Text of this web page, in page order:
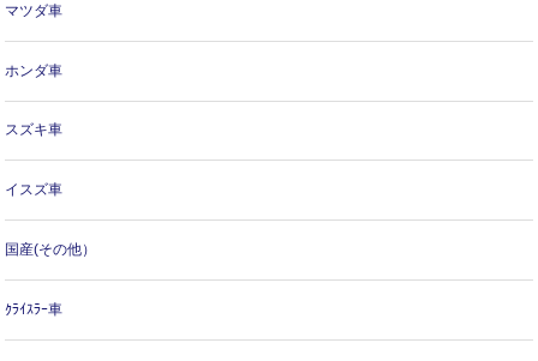
マツダ車
ホンダ車
スズキ車
イスズ車
国産(その他）
ｸﾗｲｽﾗｰ車